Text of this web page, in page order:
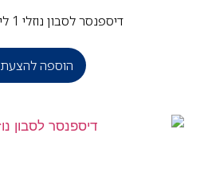
דיספנסר לסבון נוזלי 1 ליטר פלסטיק לבן
הוספה להצעת מחיר